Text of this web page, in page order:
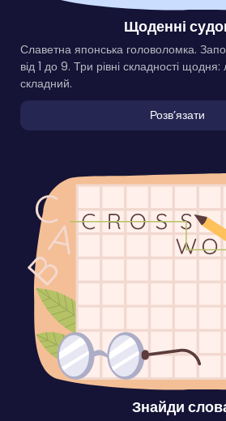
Щоденні
Славетна японська головоломка.
від 1 до 9. Три рівні складності щодня:
складний.
Розвʼязати
Знайди